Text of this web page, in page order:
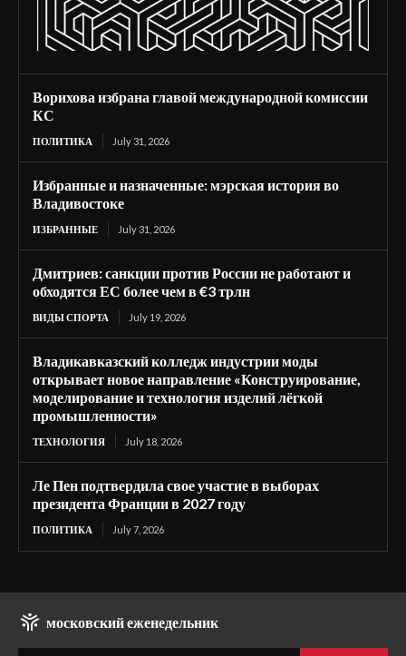
Ворихова избрана главой международной комиссии
КС
ПОЛИТИКА July 31, 2026
Избранные и назначенные: мэрская история во
Владивостоке
ИЗБРАННЫЕ July 31, 2026
Дмитриев: санкции против России не работают и
обходятся ЕС более чем в €3 трлн
ВИДЫ СПОРТА July 19, 2026
Владикавказский колледж индустрии моды
открывает новое направление «Конструирование,
моделирование и технология изделий лёгкой
промышленности»
ТЕХНОЛОГИЯ July 18, 2026
Ле Пен подтвердила свое участие в выборах
президента Франции в 2027 году
ПОЛИТИКА July 7, 2026
московский еженедельник